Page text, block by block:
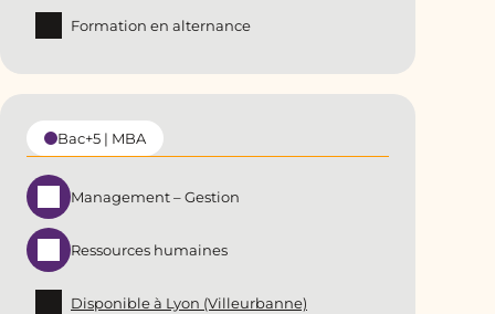
Formation en alternance
Bac+5 | MBA
Management – Gestion
Ressources humaines
Disponible à Lyon (Villeurbanne)